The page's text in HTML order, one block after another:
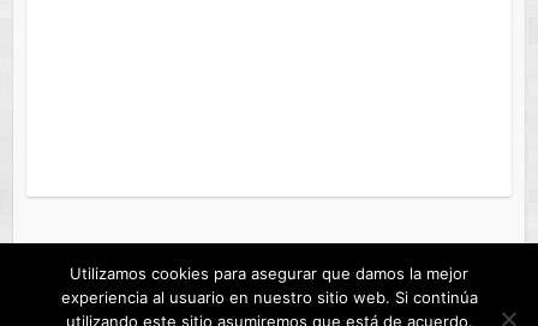
Copyright © 2026 ANDROFAST . Tema de Colorlib Creado con WordPress
Utilizamos cookies para asegurar que damos la mejor
experiencia al usuario en nuestro sitio web. Si continúa
utilizando este sitio asumiremos que está de acuerdo.